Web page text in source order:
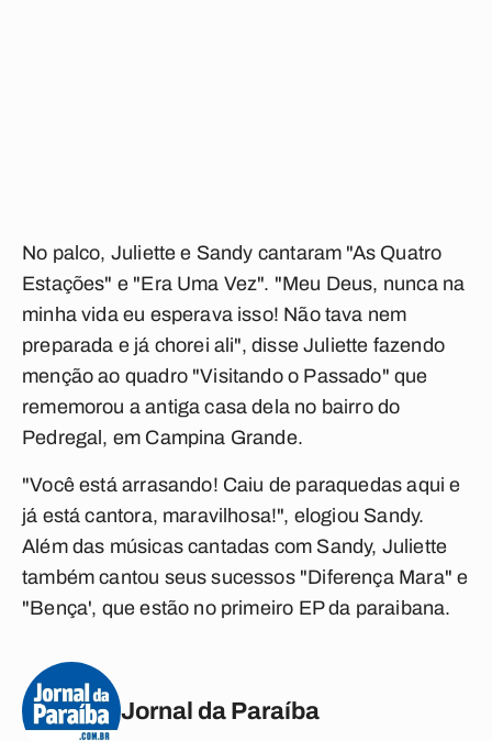
No palco, Juliette e Sandy cantaram "As Quatro
Estações" e "Era Uma Vez". "Meu Deus, nunca na
minha vida eu esperava isso! Não tava nem
preparada e já chorei ali", disse Juliette fazendo
menção ao quadro "Visitando o Passado" que
rememorou a antiga casa dela no bairro do
Pedregal, em Campina Grande.
"Você está arrasando! Caiu de paraquedas aqui e
já está cantora, maravilhosa!", elogiou Sandy.
Além das músicas cantadas com Sandy, Juliette
também cantou seus sucessos "Diferença Mara" e
"Bença', que estão no primeiro EP da paraibana.
Jornal da Paraíba